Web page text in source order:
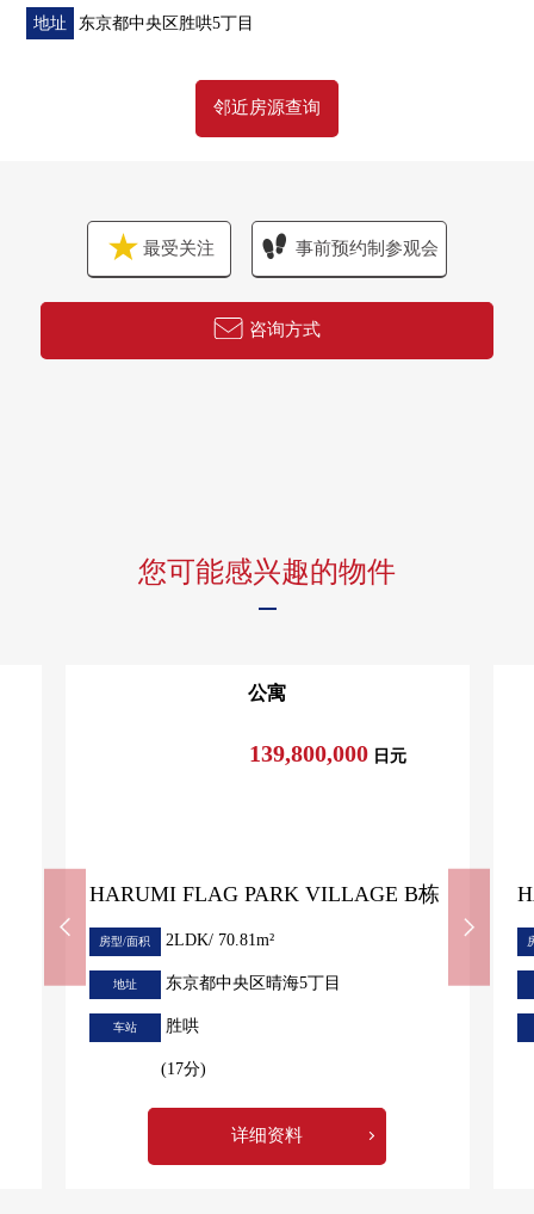
・制震构造、直接基础
・双重的地板、双重天花板构造
・可饲养宠物（有规定）
・6间贵宾室
■ 在找想要的家方面给予帮助
地址 东京都中央区胜哄5丁目
邻近房源查询
最受关注 事前预约制参观会
咨询方式
您可能感兴趣的物件
公寓
HARUMI FLAG PARK VILLAGE B栋
139,800,000 日元
房型/面积 2LDK/ 70.81m²
地址 东京都中央区晴海5丁目
车站 胜哄
(17分)
详细资料